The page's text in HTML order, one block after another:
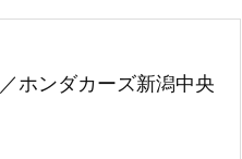
ホンダカーズ新潟中央